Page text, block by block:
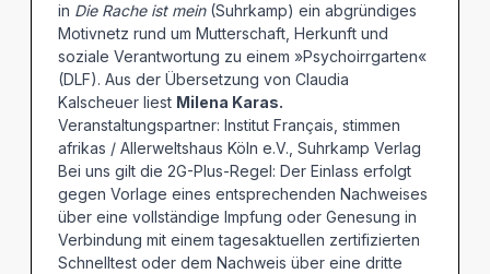
in Die Rache ist mein(Suhrkamp) ein abgründiges
Motivnetz rund um Mutterschaft, Herkunft und
soziale Verantwortung zu einem »Psychoirrgarten«
(DLF). Aus der Übersetzung von Claudia
Kalscheuer liest Milena Karas.
Veranstaltungspartner: Institut Français, stimmen
afrikas / Allerweltshaus Köln e.V., Suhrkamp Verlag
Bei uns gilt die 2G-Plus-Regel: Der Einlass erfolgt
gegen Vorlage eines entsprechenden Nachweises
über eine vollständige Impfung oder Genesung in
Verbindung mit einem tagesaktuellen zertifizierten
Schnelltest oder dem Nachweis über eine dritte